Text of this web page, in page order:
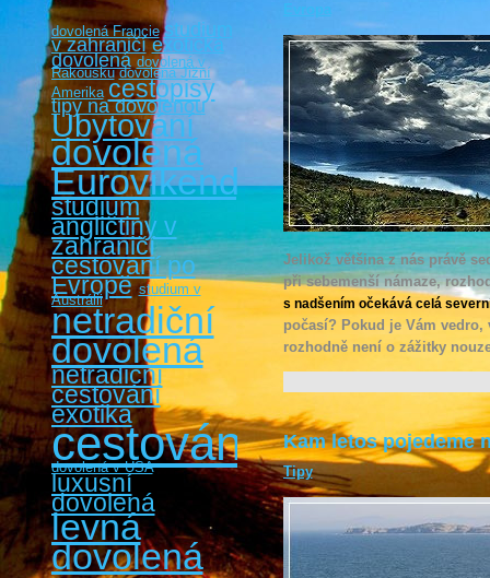
dovolená Francie studium
v zahraničí exotická
dovolená dovolená v
Rakousku dovolená Jižní
Amerika cestopisy
tipy na dovolenou
Ubytování
dovolená
Eurovíkendy
studium
angličtiny v
zahraničí
cestovaní po
Evropě studium v
Austrálii
netradiční
dovolená
netradiční
cestování
exotika
cestování
dovolená v USA
luxusní
dovolená
levná
dovolená
Evropa
Jelikož většina z nás právě
při sebemenší námaze,
s nadšením očekává celá
počasí? Pokud je Vám
rozhodně není o zážitky
Kam letos pojedeme
Tipy